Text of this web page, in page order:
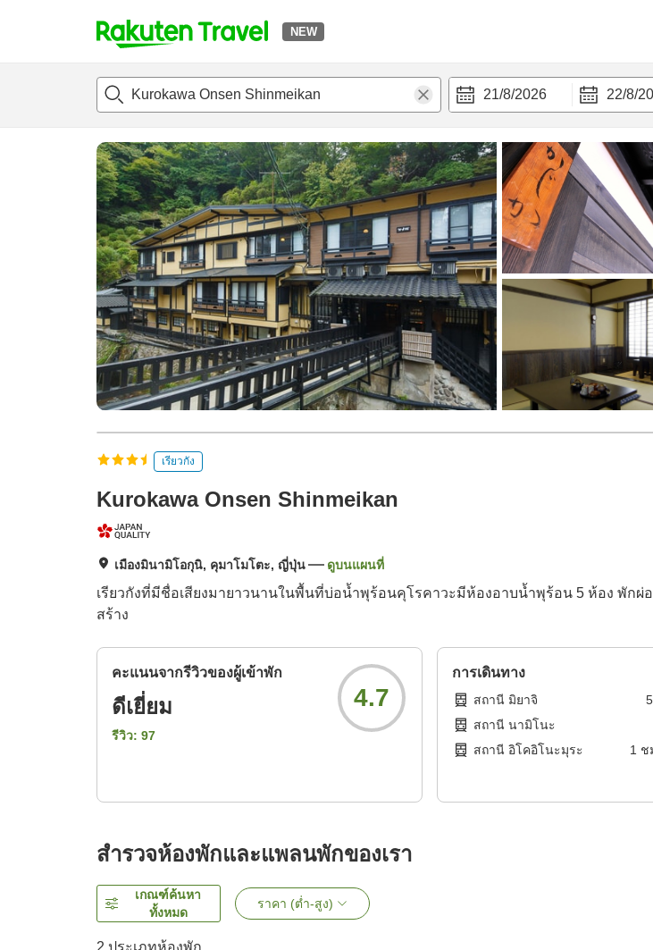
NEW
t
p
a
g
e
_
s
e
a
r
c
h
21/8/2026 22/8/
แนะนำที่พักห้องพักและแพลนพักรีวิวไฮไลต์ สิ่่งอำนวยความสะดวก
เรียวกัง
Kurokawa Onsen Shinmeikan
เมืองมินามิโอกุนิ, คุมาโมโตะ, ญี่ปุ่น ดูบนแผนที่
เรียวกังที่มีชื่อเสียงมายาวนานในพื้นที่บ่อน้ำพุร้อนคุโรคาวะมีห้องอาบน้ำพุร้อน 5 ห้อง พักผ่
สร้าง
คะแนนจากรีวิวของผู้เข้าพัก
ดีเยี่ยม
รีวิว: 97
4.7
การเดินทาง
สถานี มิยาจิ
สถานี นามิโนะ
สถานี อิโคอิโนะมุระ
1 ช
สำรวจห้องพักและแพลนพักของเรา
เกณฑ์ค้นหา
ทั้งหมด
ราคา (ต่ำ-สูง)